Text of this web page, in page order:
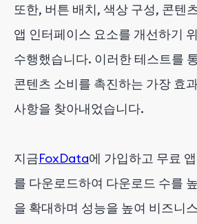
또한, 버튼 배치, 색상 구성, 콘텐
앱 인터페이스 요소를 개선하기
수행했습니다. 이러한 테스트를
콘텐츠 소비를 촉진하는 가장 효
사항을 찾아내었습니다.
지금FoxData에 가입하고 무료
를 다운로드하여 다운로드 수를
을 확대하며 성능을 높여 비즈니